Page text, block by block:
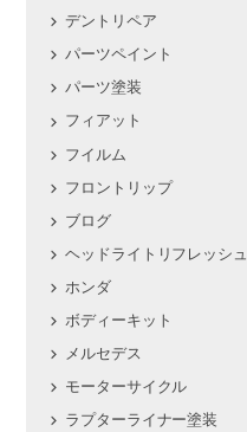
デントリペア
パーツペイント
パーツ塗装
フィアット
フイルム
フロントリップ
ブログ
ヘッドライトリフレッシュ
ホンダ
ボディーキット
メルセデス
モーターサイクル
ラプターライナー塗装